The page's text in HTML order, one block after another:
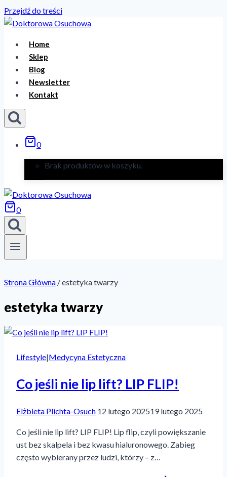
Przejdź do treści
Home
Sklep
Blog
Newsletter
Kontakt
0
Brak produktów w koszyku.
0
Strona Główna /estetyka twarzy
estetyka twarzy
Lifestyle|Medycyna Estetyczna
Co jeśli nie lip lift? LIP FLIP!
Elżbieta Plichta-Osuch 12 lutego 202519 lutego 2025
Co jeśli nie lip lift? LIP FLIP! Lip flip, czyli powiększanie
ust bez skalpela i bez kwasu hialuronowego. Zabieg
często wybierany przez ludzi, którzy – z…